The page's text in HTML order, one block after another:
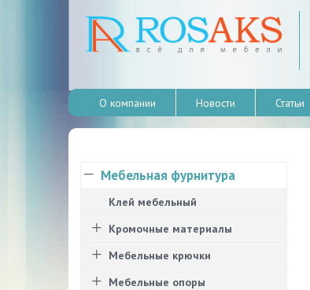
О компании Новости Статьи
Мебельная фурнитура
Клей мебельный
Кромочные материалы
Мебельные крючки
Мебельные опоры